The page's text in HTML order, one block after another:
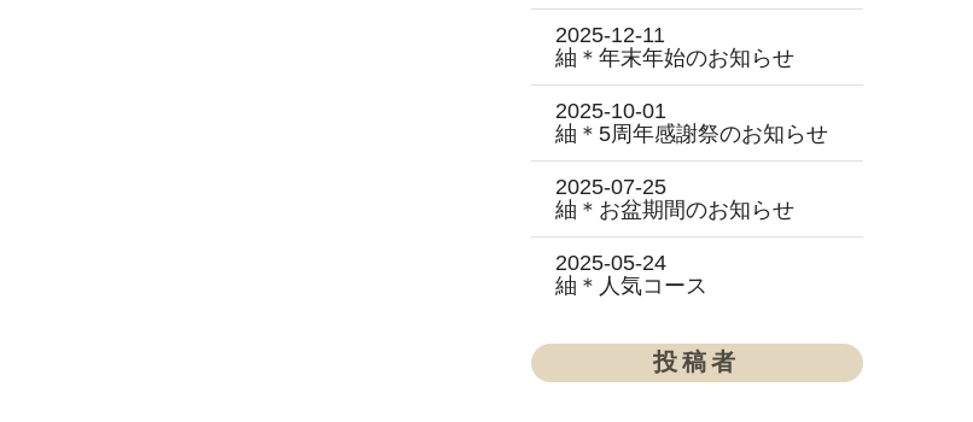
2025-12-11
紬＊年末年始のお知らせ
2025-10-01
紬＊5周年感謝祭のお知らせ
2025-07-25
紬＊お盆期間のお知らせ
2025-05-24
紬＊人気コース
投稿者